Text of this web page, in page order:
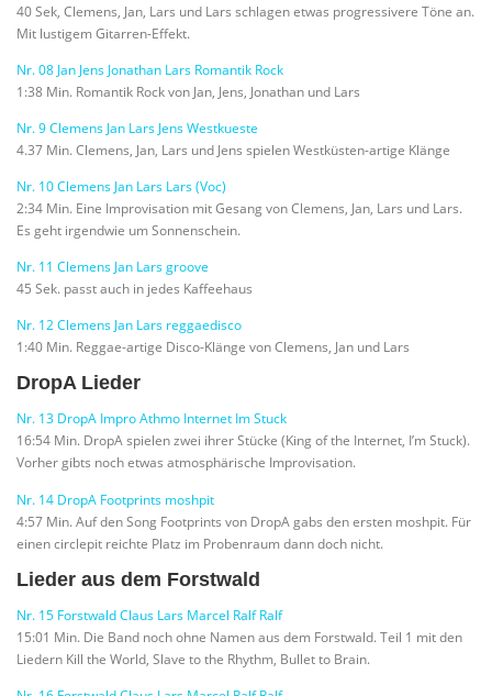
40 Sek, Clemens, Jan, Lars und Lars schlagen etwas progressivere Töne an.
Mit lustigem Gitarren-Effekt.
Nr. 08 Jan Jens Jonathan Lars Romantik Rock
1:38 Min. Romantik Rock von Jan, Jens, Jonathan und Lars
Nr. 9 Clemens Jan Lars Jens Westkueste
4.37 Min. Clemens, Jan, Lars und Jens spielen Westküsten-artige Klänge
Nr. 10 Clemens Jan Lars Lars (Voc)
2:34 Min. Eine Improvisation mit Gesang von Clemens, Jan, Lars und Lars.
Es geht irgendwie um Sonnenschein.
Nr. 11 Clemens Jan Lars groove
45 Sek. passt auch in jedes Kaffeehaus
Nr. 12 Clemens Jan Lars reggaedisco
1:40 Min. Reggae-artige Disco-Klänge von Clemens, Jan und Lars
DropA Lieder
Nr. 13 DropA Impro Athmo Internet Im Stuck
16:54 Min. DropA spielen zwei ihrer Stücke (King of the Internet, I’m Stuck).
Vorher gibts noch etwas atmosphärische Improvisation.
Nr. 14 DropA Footprints moshpit
4:57 Min. Auf den Song Footprints von DropA gabs den ersten moshpit. Für
einen circlepit reichte Platz im Probenraum dann doch nicht.
Lieder aus dem Forstwald
Nr. 15 Forstwald Claus Lars Marcel Ralf Ralf
15:01 Min. Die Band noch ohne Namen aus dem Forstwald. Teil 1 mit den
Liedern Kill the World, Slave to the Rhythm, Bullet to Brain.